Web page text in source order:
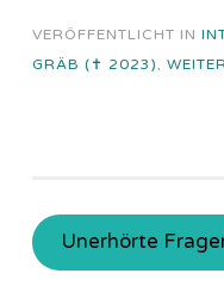
VERÖFFENTLICHT IN
GRÄB (✝ 2023),
Unerhörte